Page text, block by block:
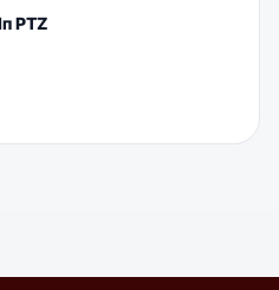
PTZ